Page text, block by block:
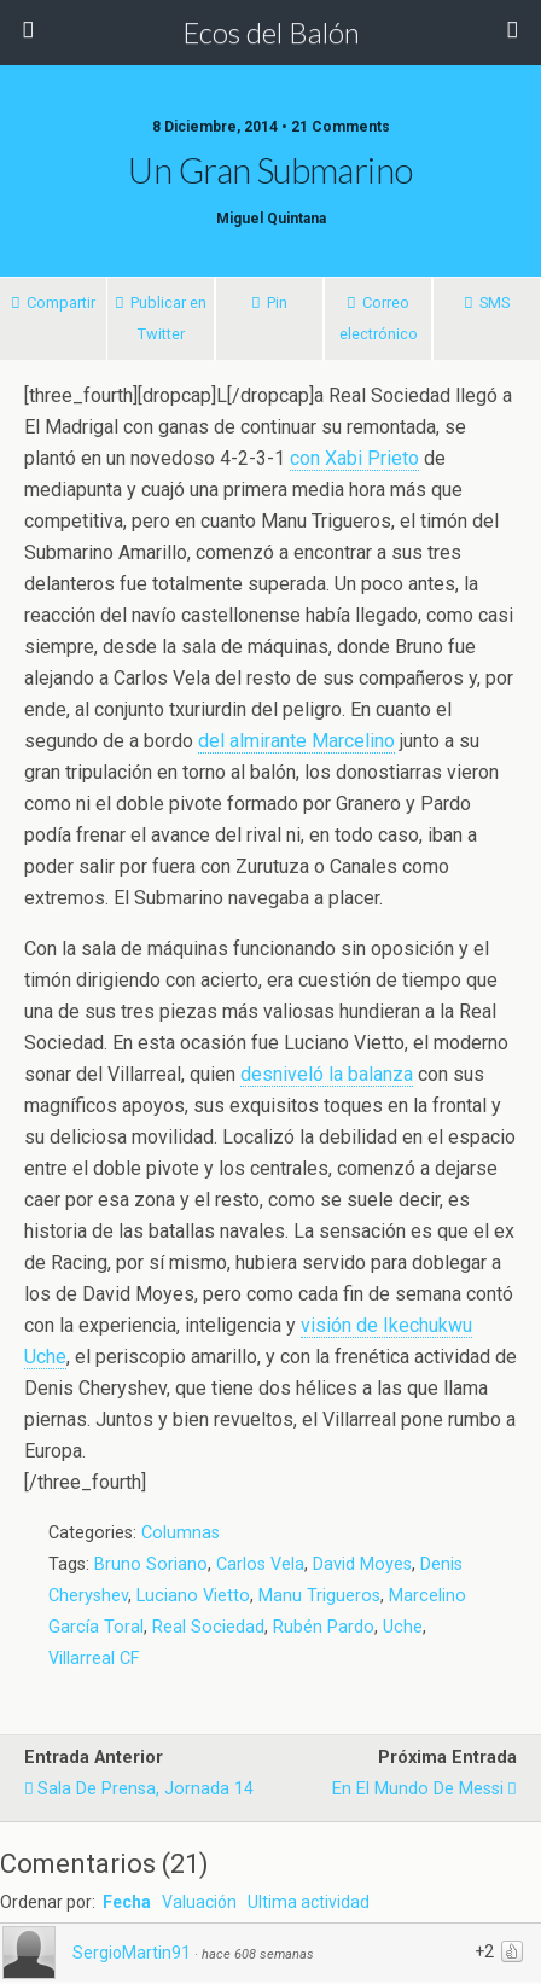
Ecos del Balón
8 Diciembre, 2014 • 21 Comments
Un Gran Submarino
Miguel Quintana
Compartir
Publicar en
Twitter
Pin
Correo
electrónico
SMS
[three_fourth][dropcap]L[/dropcap]a Real Sociedad llegó a
El Madrigal con ganas de continuar su remontada, se
plantó en un novedoso 4-2-3-1 con Xabi Prieto de
mediapunta y cuajó una primera media hora más que
competitiva, pero en cuanto Manu Trigueros, el timón del
Submarino Amarillo, comenzó a encontrar a sus tres
delanteros fue totalmente superada. Un poco antes, la
reacción del navío castellonense había llegado, como casi
siempre, desde la sala de máquinas, donde Bruno fue
alejando a Carlos Vela del resto de sus compañeros y, por
ende, al conjunto txuriurdin del peligro. En cuanto el
segundo de a bordo del almirante Marcelino junto a su
gran tripulación en torno al balón, los donostiarras vieron
como ni el doble pivote formado por Granero y Pardo
podía frenar el avance del rival ni, en todo caso, iban a
poder salir por fuera con Zurutuza o Canales como
extremos. El Submarino navegaba a placer.
Con la sala de máquinas funcionando sin oposición y el
timón dirigiendo con acierto, era cuestión de tiempo que
una de sus tres piezas más valiosas hundieran a la Real
Sociedad. En esta ocasión fue Luciano Vietto, el moderno
sonar del Villarreal, quien desniveló la balanza con sus
magníficos apoyos, sus exquisitos toques en la frontal y
su deliciosa movilidad. Localizó la debilidad en el espacio
entre el doble pivote y los centrales, comenzó a dejarse
caer por esa zona y el resto, como se suele decir, es
historia de las batallas navales. La sensación es que el ex
de Racing, por sí mismo, hubiera servido para doblegar a
los de David Moyes, pero como cada fin de semana contó
con la experiencia, inteligencia y visión de Ikechukwu
Uche, el periscopio amarillo, y con la frenética actividad de
Denis Cheryshev, que tiene dos hélices a las que llama
piernas. Juntos y bien revueltos, el Villarreal pone rumbo a
Europa.
[/three_fourth]
Categories: Columnas
Tags: Bruno Soriano, Carlos Vela, David Moyes, Denis
Cheryshev, Luciano Vietto, Manu Trigueros, Marcelino
García Toral, Real Sociedad, Rubén Pardo, Uche,
Villarreal CF
Entrada Anterior
Sala De Prensa, Jornada 14
Próxima Entrada
En El Mundo De Messi
Comentarios (21)
Ordenar por: Fecha Valuación Ultima actividad
+2
SergioMartin91 · hace 608 semanas